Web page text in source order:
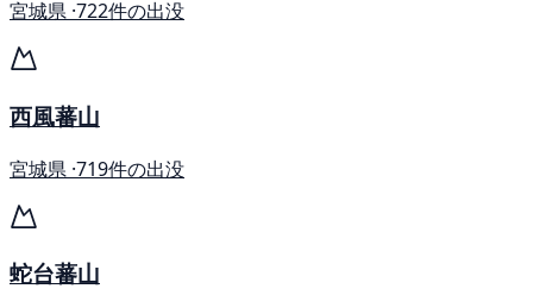
宮城県 ·722件の出没
西風蕃山
宮城県 ·719件の出没
蛇台蕃山